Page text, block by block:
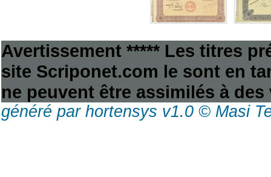
Avertissement ***** Les titres
site Scriponet.com le sont en
ne peuvent être assimilés à
généré par hortensys v1.0 © Masi